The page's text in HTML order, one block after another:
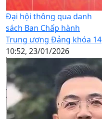
Đại hội thông qua danh
sách Ban Chấp hành
Trung ương Đảng khóa 14
10:52, 23/01/2026